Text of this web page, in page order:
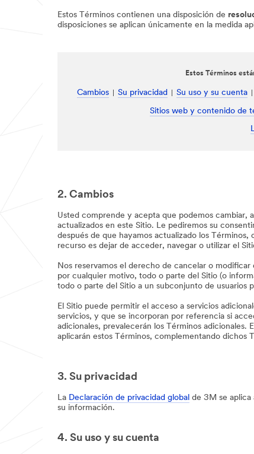
Estos Términos contienen una disposición de
disposiciones se aplican únicamente en la medida
Estos Términos
Cambios Su privacidad Su uso y su cuenta
Sitios web y contenido de
2. Cambios
Usted comprende y acepta que podemos cambiar,
actualizados en este Sitio. Le pediremos su
después de que hayamos actualizado los
recurso es dejar de acceder, navegar o utilizar el
Nos reservamos el derecho de cancelar o
por cualquier motivo, todo o parte del Sitio (o
todo o parte del Sitio a un subconjunto de usuarios
El Sitio puede permitir el acceso a servicios
servicios, y que se incorporan por referencia si
adicionales, prevalecerán los Términos adicionales.
aplicarán estos Términos, complementando dichos
3. Su privacidad
La Declaración de privacidad global de 3M se aplica
su información.
4. Su uso y su cuenta